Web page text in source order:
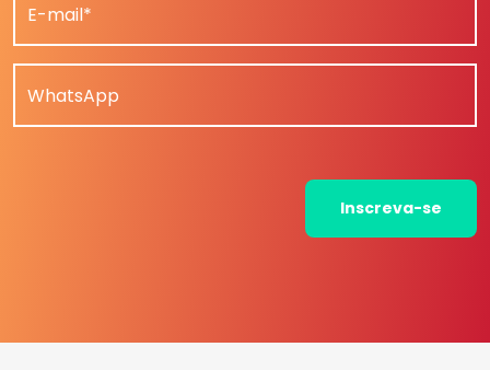
E-mail*
WhatsApp
Inscreva-se